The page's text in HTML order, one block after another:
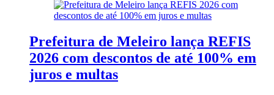
Prefeitura de Meleiro lança REFIS
2026 com descontos de até 100% em
juros e multas